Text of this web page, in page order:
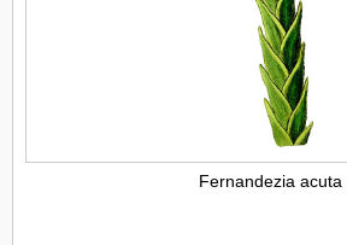
Fernandezia acuta